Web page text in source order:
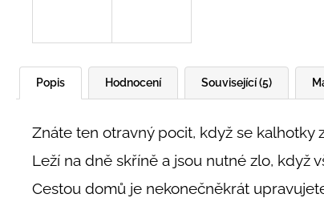
Popis Hodnocení Související (5)
Znáte ten otravný pocit, když se kalhotky
Leží na dně skříně a jsou nutné zlo, když
Cestou domů je nekonečněkrát